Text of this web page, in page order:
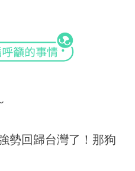
勢回歸台灣了！那狗